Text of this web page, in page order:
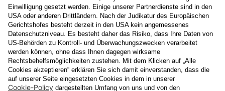
E-Mail
Datenschutzerklärung
Ja , ich erlaube, dass meine personenbezogenen Daten, nämlich
Name undE-Mail-Adressefür personalisierte Zusendungen per E-
Mail, die Informationen über Events und das
Veranstaltungsprogramm vom Congress Center Baden